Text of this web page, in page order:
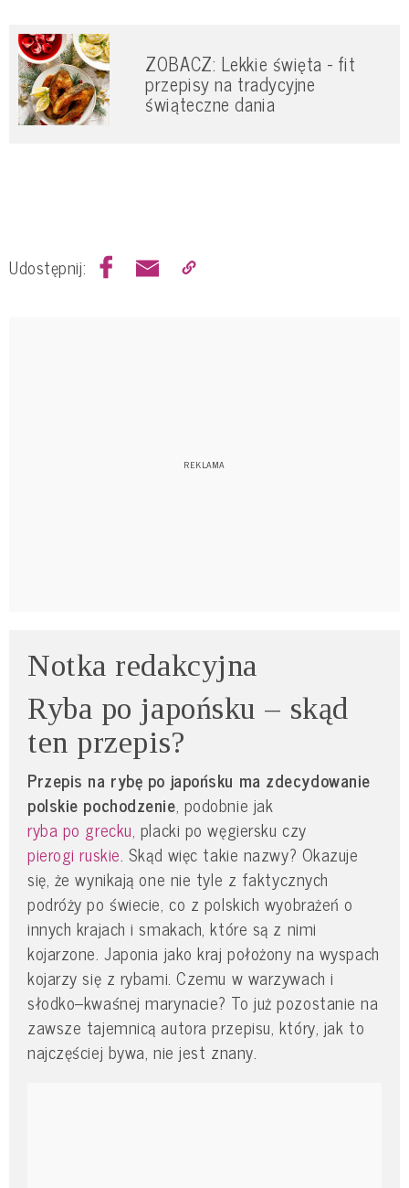
ZOBACZ: Lekkie święta - fit
przepisy na tradycyjne
świąteczne dania
Udostępnij:
Notka redakcyjna
Ryba po japońsku – skąd
ten przepis?
Przepis na rybę po japońsku ma zdecydowanie
polskie pochodzenie, podobnie jak
ryba po grecku, placki po węgiersku czy
pierogi ruskie. Skąd więc takie nazwy? Okazuje
się, że wynikają one nie tyle z faktycznych
podróży po świecie, co z polskich wyobrażeń o
innych krajach i smakach, które są z nimi
kojarzone. Japonia jako kraj położony na wyspach
kojarzy się z rybami. Czemu w warzywach i
słodko–kwaśnej marynacie? To już pozostanie na
zawsze tajemnicą autora przepisu, który, jak to
najczęściej bywa, nie jest znany.